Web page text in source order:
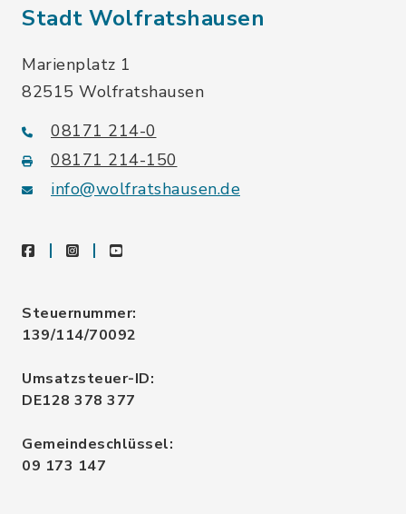
Stadt Wolfratshausen
Marienplatz 1
82515 Wolfratshausen
08171 214-0
08171 214-150
info@wolfratshausen.de
facebookinstagramyoutube
Steuernummer:
139/114/70092
Umsatzsteuer-ID:
DE128 378 377
Gemeindeschlüssel:
09 173 147